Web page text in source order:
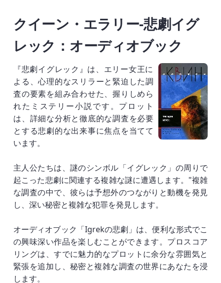
クイーン・エラリー-悲劇イグ
レック：オーディオブック
『悲劇イグレック』は、エリー女王に
よる、心理的なスリラーと緊迫した調
査の要素を組み合わせた、握りしめら
れたミステリー小説です。プロット
は、詳細な分析と徹底的な調査を必要
とする悲劇的な出来事に焦点を当てて
います。
主人公たちは、謎のシンボル「イグレック」の周りで
起こった悲劇に関連する複雑な謎に遭遇します。"複雑
な調査の中で、彼らは予想外のつながりと動機を発見
し、深い秘密と複雑な犯罪を発見します。
オーディオブック「Igrekの悲劇」は、便利な形式でこ
の興味深い作品を楽しむことができます。プロスコア
リングは、すでに魅力的なプロットに余分な雰囲気と
緊張を追加し、秘密と複雑な調査の世界にあなたを浸
します。